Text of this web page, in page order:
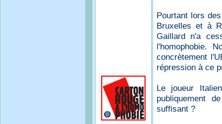
Pourtant lors
Bruxelles et à
Gaillard n'a
l'homophobie.
concrètement
répression à ce
Le joueur
publiquement
suffisant ?